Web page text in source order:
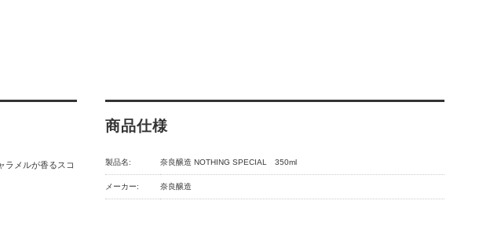
ラメルが香るスコ
商品仕様
製品名: 奈良醸造 NOTHING SPECIAL 350ml
メーカー: 奈良醸造